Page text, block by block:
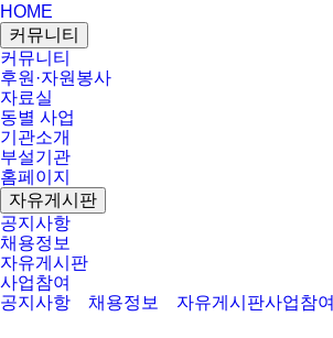
HOME
커뮤니티
커뮤니티
후원·자원봉사
자료실
동별 사업
기관소개
부설기관
홈페이지
자유게시판
공지사항
채용정보
자유게시판
사업참여
공지사항
채용정보 자유게시판사업참여